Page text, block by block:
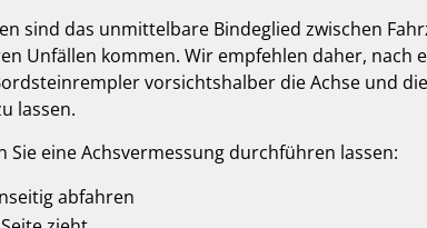
sind das unmittelbare Bindeglied zwischen
Unfällen kommen. Wir empfehlen daher, nach
vorsichtshalber die Achse und
lassen.
Sie eine Achsvermessung durchführen lassen:
abfahren